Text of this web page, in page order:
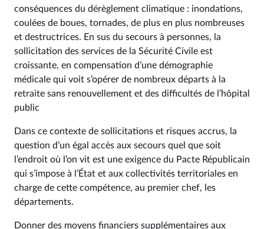
conséquences du dérèglement climatique : inondations,
coulées de boues, tornades, de plus en plus nombreuses
et destructrices. En sus du secours à personnes, la
sollicitation des services de la Sécurité Civile est
croissante, en compensation d’une démographie
médicale qui voit s’opérer de nombreux départs à la
retraite sans renouvellement et des difficultés de l’hôpital
public
Dans ce contexte de sollicitations et risques accrus, la
question d’un égal accès aux secours quel que soit
l’endroit où l’on vit est une exigence du Pacte Républicain
qui s’impose à l’État et aux collectivités territoriales en
charge de cette compétence, au premier chef, les
départements.
Donner des moyens financiers supplémentaires aux